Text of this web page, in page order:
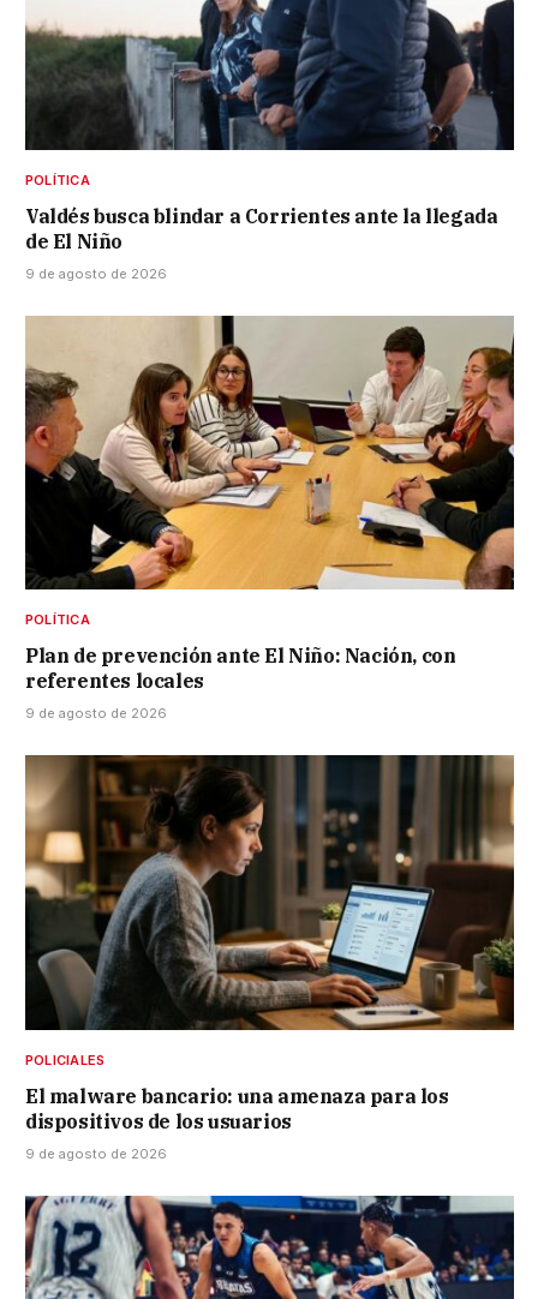
POLÍTICA
Valdés busca blindar a Corrientes ante la llegada
de El Niño
9 de agosto de 2026
POLÍTICA
Plan de prevención ante El Niño: Nación, con
referentes locales
9 de agosto de 2026
POLICIALES
El malware bancario: una amenaza para los
dispositivos de los usuarios
9 de agosto de 2026